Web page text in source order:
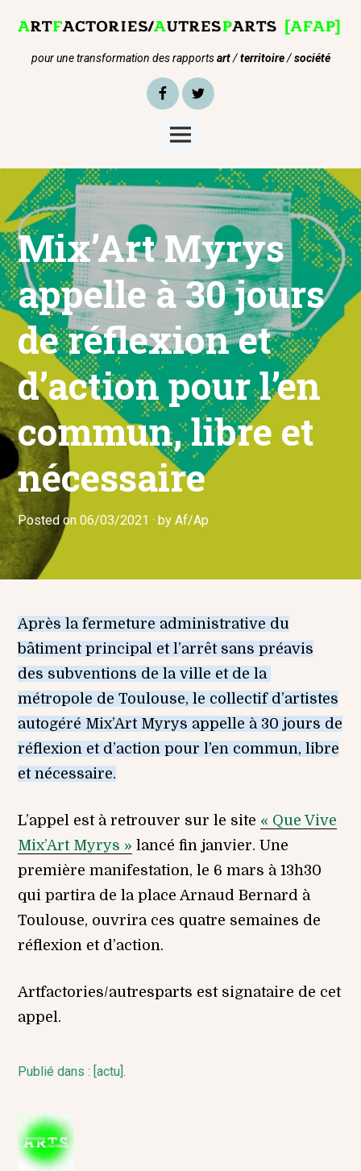
pour une transformation des rapportsart/territoire/société
FacebookTwitter
Main
Menu
Mix’Art Myrys
appelle à 30 jours
de réflexion et
d’action pour l’en
commun, libre et
nécessaire
Posted on0
4
0
2
1
06/03/2021 byAf/Ap
Après la fermeture administrative du
bâtiment principal et l’arrêt sans préavis
des subventions de la ville et de la
métropole de Toulouse, le collectif d’artistes
autogéré Mix’Art Myrys appelle à 30 jours de
réflexion et d’action pour l’en commun, libre
et nécessaire.
L’appel est à retrouver sur le site « Que Vive
Mix’Art Myrys » lancé fin janvier. Une
première manifestation, le 6 mars à 13h30
qui partira de la place Arnaud Bernard à
Toulouse, ouvrira ces quatre semaines de
réflexion et d’action.
Artfactories/autresparts est signataire de cet
appel.
Publié dans : [actu].